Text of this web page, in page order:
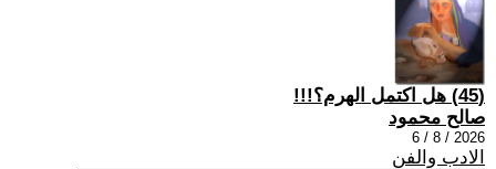
(45) هل اكتمل الهرم؟!!!
صالح محمود
2026 / 8 / 6
الادب والفن